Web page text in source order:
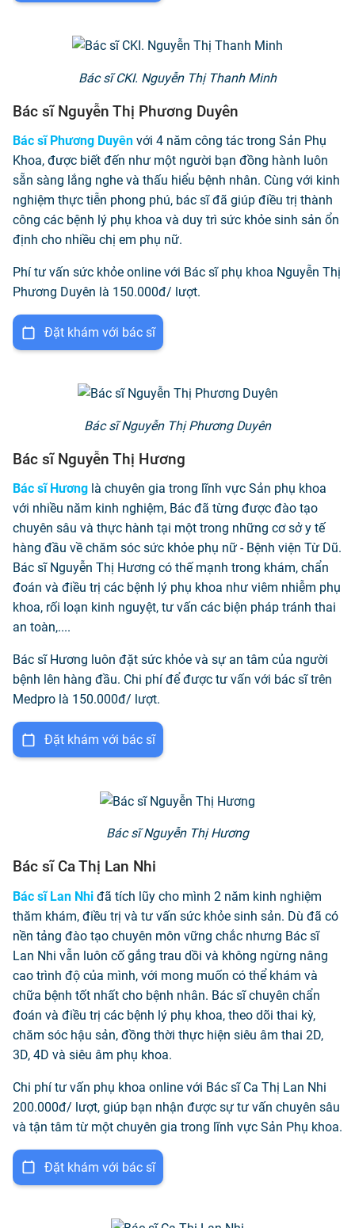
Bác sĩ CKI. Nguyễn Thị Thanh Minh
Bác sĩ Nguyễn Thị Phương Duyên
Bác sĩ Phương Duyên với 4 năm công tác trong Sản Phụ
Khoa, được biết đến như một người bạn đồng hành luôn
sẵn sàng lắng nghe và thấu hiểu bệnh nhân. Cùng với kinh
nghiệm thực tiễn phong phú, bác sĩ đã giúp điều trị thành
công các bệnh lý phụ khoa và duy trì sức khỏe sinh sản ổn
định cho nhiều chị em phụ nữ.
Phí tư vấn sức khỏe online với Bác sĩ phụ khoa Nguyễn Thị
Phương Duyên là 150.000đ/ lượt.
Đặt khám với bác sĩ
Bác sĩ Nguyễn Thị Phương Duyên
Bác sĩ Nguyễn Thị Hương
Bác sĩ Hương là chuyên gia trong lĩnh vực Sản phụ khoa
với nhiều năm kinh nghiệm, Bác đã từng được đào tạo
chuyên sâu và thực hành tại một trong những cơ sở y tế
hàng đầu về chăm sóc sức khỏe phụ nữ - Bệnh viện Từ Dũ.
Bác sĩ Nguyễn Thị Hương có thế mạnh trong khám, chẩn
đoán và điều trị các bệnh lý phụ khoa như viêm nhiễm phụ
khoa, rối loạn kinh nguyệt, tư vấn các biện pháp tránh thai
an toàn,....
Bác sĩ Hương luôn đặt sức khỏe và sự an tâm của người
bệnh lên hàng đầu. Chi phí để được tư vấn với bác sĩ trên
Medpro là 150.000đ/ lượt.
Đặt khám với bác sĩ
Bác sĩ Nguyễn Thị Hương
Bác sĩ Ca Thị Lan Nhi
Bác sĩ Lan Nhi đã tích lũy cho mình 2 năm kinh nghiệm
thăm khám, điều trị và tư vấn sức khỏe sinh sản. Dù đã có
nền tảng đào tạo chuyên môn vững chắc nhưng Bác sĩ
Lan Nhi vẫn luôn cố gắng trau dồi và không ngừng nâng
cao trình độ của mình, với mong muốn có thể khám và
chữa bệnh tốt nhất cho bệnh nhân. Bác sĩ chuyên chẩn
đoán và điều trị các bệnh lý phụ khoa, theo dõi thai kỳ,
chăm sóc hậu sản, đồng thời thực hiện siêu âm thai 2D,
3D, 4D và siêu âm phụ khoa.
Chi phí tư vấn phụ khoa online với Bác sĩ Ca Thị Lan Nhi
200.000đ/ lượt, giúp bạn nhận được sự tư vấn chuyên sâu
và tận tâm từ một chuyên gia trong lĩnh vực Sản Phụ khoa.
Đặt khám với bác sĩ